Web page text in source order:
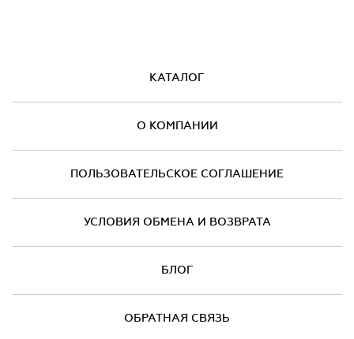
КАТАЛОГ
О КОМПАНИИ
ПОЛЬЗОВАТЕЛЬСКОЕ СОГЛАШЕНИЕ
УСЛОВИЯ ОБМЕНА И ВОЗВРАТА
БЛОГ
ОБРАТНАЯ СВЯЗЬ